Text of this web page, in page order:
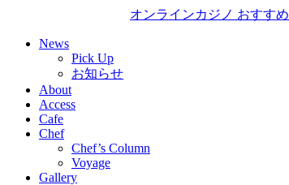
オンラインカジノ おすすめ
News
Pick Up
お知らせ
About
Access
Cafe
Chef
Chef’s Column
Voyage
Gallery